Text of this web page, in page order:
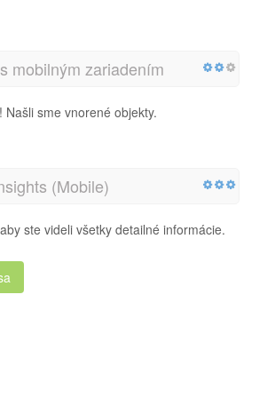
mobilným zariadením
Našli sme vnorené objekty.
(Mobile)
ste videli všetky detailné informácie.